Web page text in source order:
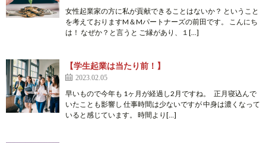
女性起業家の方に私が貢献できることはないか？ ということ
を考えておりますM＆Mパートナーズの前田です。 こんにち
は！ なぜか？と言うと ご縁があり、１[…]
【学生起業は当たり前！】
2023.02.05
早いもので今年も 1ヶ月が経過し2月ですね。 正月寝込んで
いたことも影響し 仕事時間は少ないですが 中身は濃くなって
いると感じています。 時間より[…]